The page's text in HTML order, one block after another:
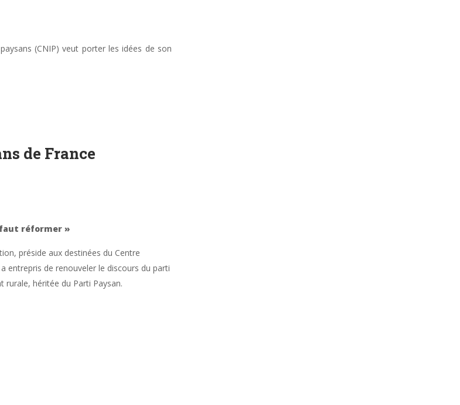
(CNIP) veut porter les idées de son
de France
réformer »
préside aux destinées du Centre
entrepris de renouveler le discours du parti
rurale, héritée du Parti Paysan.